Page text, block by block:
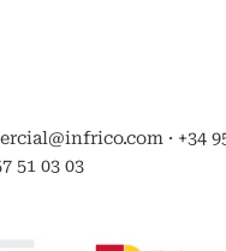
· +34
51 03 03